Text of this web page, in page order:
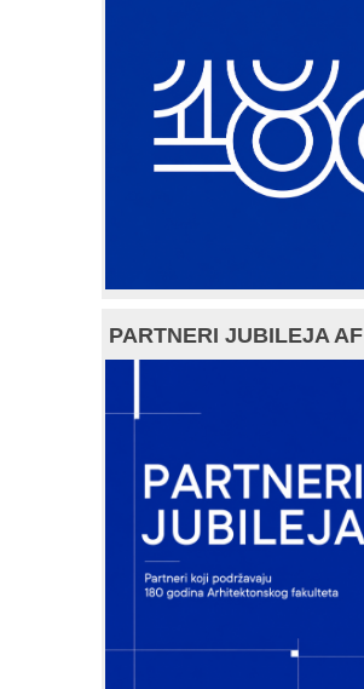
PARTNERI JUBILEJA AF